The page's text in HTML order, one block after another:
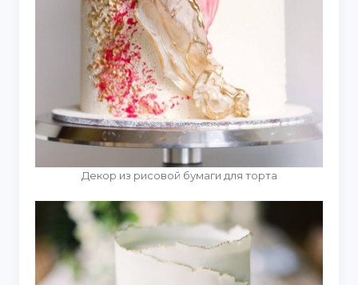
Декор из рисовой бумаги для торта